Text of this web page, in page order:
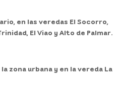
en las veredas El Socorro,
El Viao y Alto de Palmar.
la zona urbana y en la vereda La